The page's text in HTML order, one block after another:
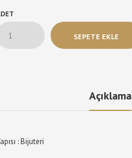
Açıklama
: Bijuteri